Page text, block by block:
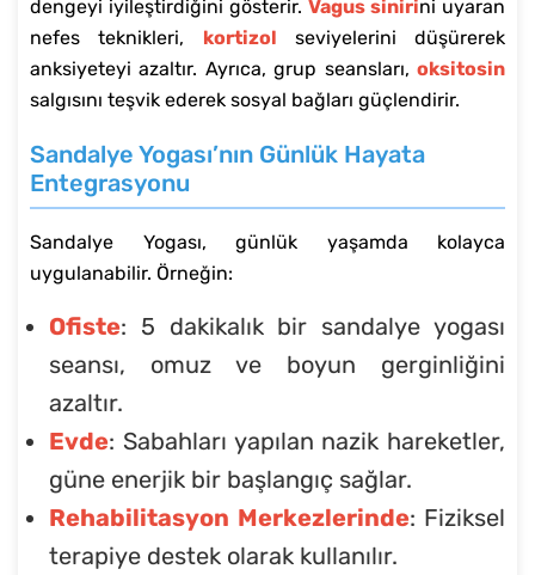
dengeyi iyileştirdiğini gösterir. Vagus sinirini uyaran
nefes teknikleri, kortizol seviyelerini düşürerek
anksiyeteyi azaltır. Ayrıca, grup seansları, oksitosin
salgısını teşvik ederek sosyal bağları güçlendirir.
Sandalye Yogası’nın Günlük Hayata
Entegrasyonu
Sandalye Yogası, günlük yaşamda kolayca
uygulanabilir. Örneğin:
Ofiste: 5 dakikalık bir sandalye yogası
seansı, omuz ve boyun gerginliğini
azaltır.
Evde: Sabahları yapılan nazik hareketler,
güne enerjik bir başlangıç sağlar.
Rehabilitasyon Merkezlerinde: Fiziksel
terapiye destek olarak kullanılır.